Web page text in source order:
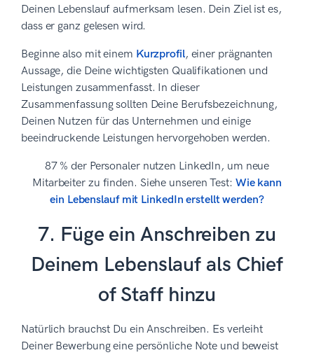
Deinen Lebenslauf aufmerksam lesen. Dein Ziel ist es,
dass er ganz gelesen wird.
Beginne also mit einem Kurzprofil, einer prägnanten
Aussage, die Deine wichtigsten Qualifikationen und
Leistungen zusammenfasst. In dieser
Zusammenfassung sollten Deine Berufsbezeichnung,
Deinen Nutzen für das Unternehmen und einige
beeindruckende Leistungen hervorgehoben werden.
87 % der Personaler nutzen LinkedIn, um neue
Mitarbeiter zu finden. Siehe unseren Test: Wie kann
ein Lebenslauf mit LinkedIn erstellt werden?
7. Füge ein Anschreiben zu
Deinem Lebenslauf als Chief
of Staff hinzu
Natürlich brauchst Du ein Anschreiben. Es verleiht
Deiner Bewerbung eine persönliche Note und beweist